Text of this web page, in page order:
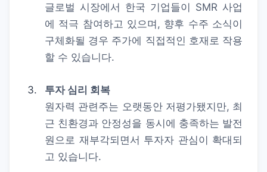
글로벌 시장에서 한국 기업들이 SMR 사업
에 적극 참여하고 있으며, 향후 수주 소식이
구체화될 경우 주가에 직접적인 호재로 작용
할 수 있습니다.
투자 심리 회복
원자력 관련주는 오랫동안 저평가됐지만, 최
근 친환경과 안정성을 동시에 충족하는 발전
원으로 재부각되면서 투자자 관심이 확대되
고 있습니다.